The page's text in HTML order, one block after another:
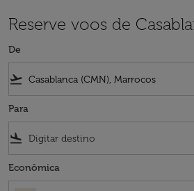
Reserve voos de
De
flight_takeoff
Para
flight_land
Econômica